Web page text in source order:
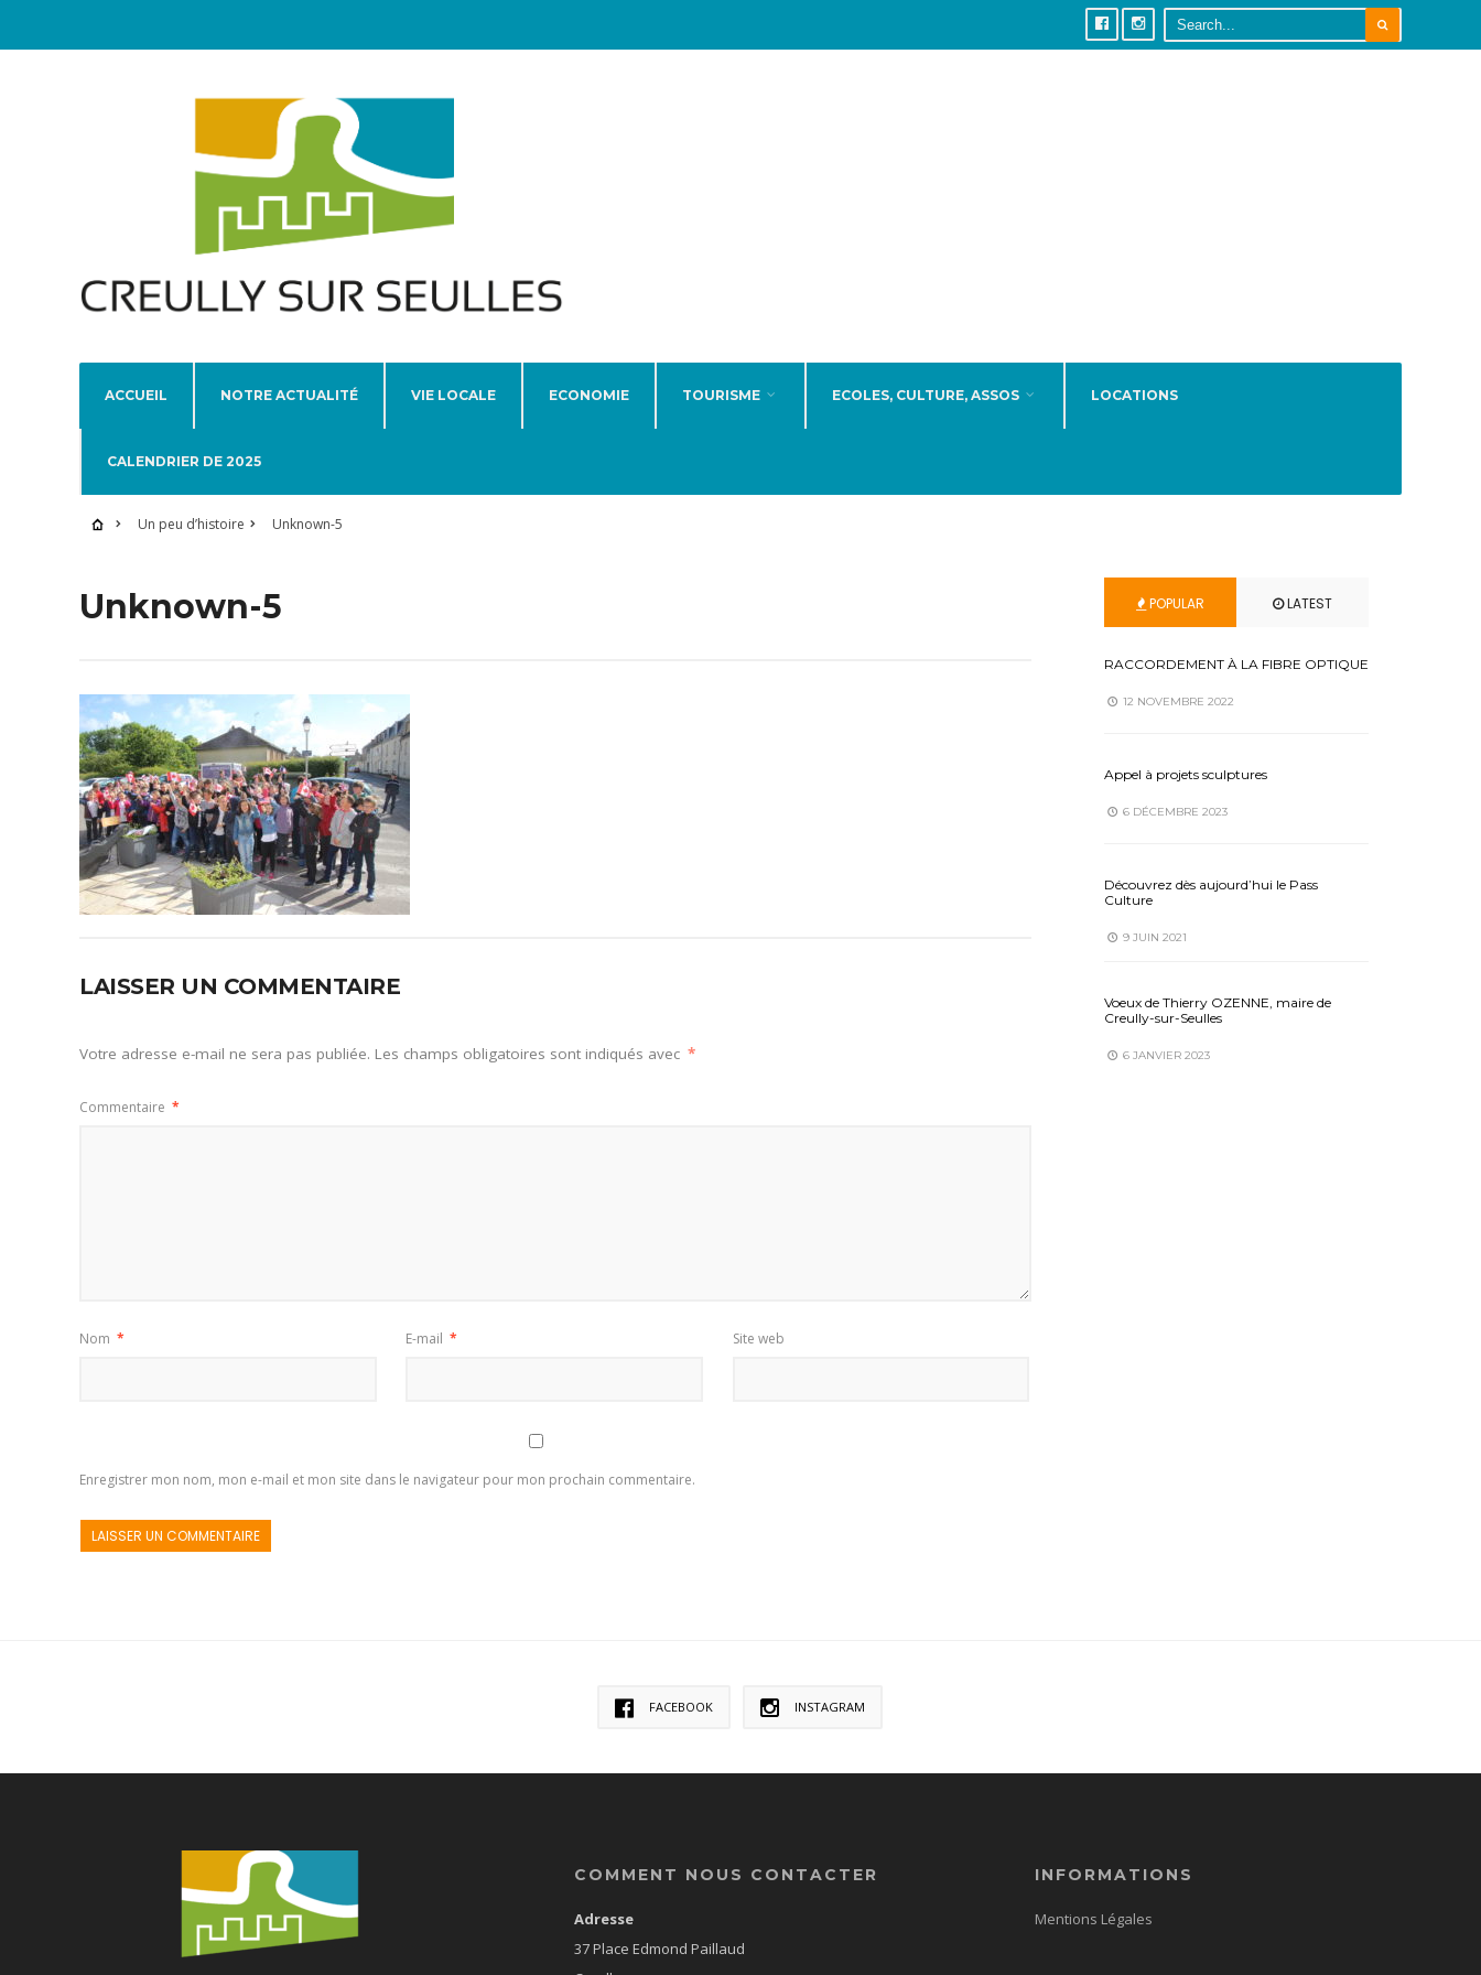
ACCUEIL NOTRE ACTUALITÉ VIE LOCALE ECONOMIE TOURISME ECOLES, CULTURE, ASSOS LOCATIONS
CALENDRIER DE 2025
Un peu d’histoire Unknown-5
Unknown-5
LAISSER UN COMMENTAIRE
Votre adresse e-mail ne sera pas publiée. Les champs obligatoires sont indiqués avec *
Commentaire *
Nom * E-mail * Site web
Enregistrer mon nom, mon e-mail et mon site dans le navigateur pour mon prochain commentaire.
POPULAR LATEST
RACCORDEMENT À LA FIBRE OPTIQUE
12 NOVEMBRE 2022
Appel à projets sculptures
6 DÉCEMBRE 2023
Découvrez dès aujourd’hui le Pass
Culture
9 JUIN 2021
Voeux de Thierry OZENNE, maire de
Creully-sur-Seulles
6 JANVIER 2023
FACEBOOK INSTAGRAM
COMMENT NOUS CONTACTER
Adresse
37 Place Edmond Paillaud
INFORMATIONS
Mentions Légales